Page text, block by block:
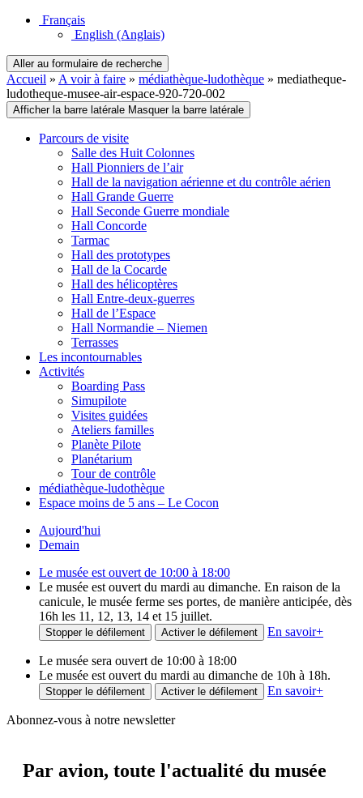
Français
English (Anglais)
Aller au formulaire de recherche
Accueil » A voir à faire » médiathèque-ludothèque » mediatheque-
ludotheque-musee-air-espace-920-720-002
Afficher la barre latérale Masquer la barre latérale
Parcours de visite
Salle des Huit Colonnes
Hall Pionniers de l’air
Hall de la navigation aérienne et du contrôle aérien
Hall Grande Guerre
Hall Seconde Guerre mondiale
Hall Concorde
Tarmac
Hall des prototypes
Hall de la Cocarde
Hall des hélicoptères
Hall Entre-deux-guerres
Hall de l’Espace
Hall Normandie – Niemen
Terrasses
Les incontournables
Activités
Boarding Pass
Simupilote
Visites guidées
Ateliers familles
Planète Pilote
Planétarium
Tour de contrôle
médiathèque-ludothèque
Espace moins de 5 ans – Le Cocon
Aujourd'hui
Demain
Le musée est ouvert de 10:00 à 18:00
Le musée est ouvert du mardi au dimanche. En raison de la
canicule, le musée ferme ses portes, de manière anticipée, dès
16h les 11, 12, 13, 14 et 15 juillet.
Stopper le défilement Activer le défilement En savoir+
Le musée sera ouvert de 10:00 à 18:00
Le musée est ouvert du mardi au dimanche de 10h à 18h.
Stopper le défilement Activer le défilement En savoir+
Abonnez-vous à notre newsletter
Par avion, toute l'actualité du musée